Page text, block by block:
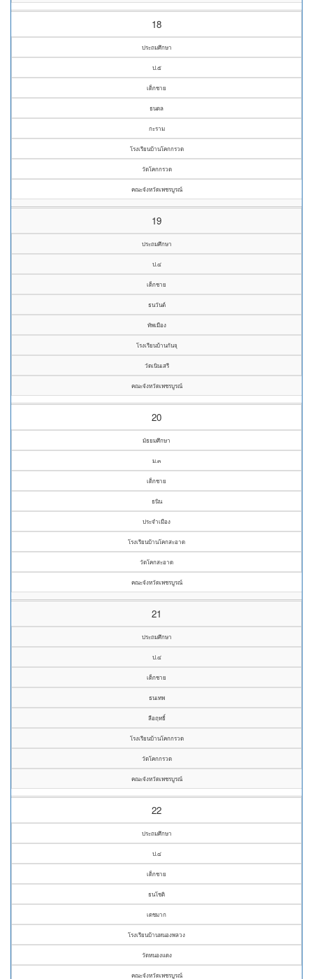
18
ประถมศึกษา
ป.๕
เด็กชาย
ธนดล
กะราม
โรงเรียนบ้านโคกกรวด
วัดโคกกรวด
คณะจังหวัดเพชรบูรณ์
19
ประถมศึกษา
ป.๔
เด็กชาย
ธนวันต์
ทัพเมือง
โรงเรียนบ้านกันจุ
วัดเนินเสรี
คณะจังหวัดเพชรบูรณ์
20
มัธยมศึกษา
ม.๓
เด็กชาย
ธนิน
ประจำเมือง
โรงเรียนบ้านโคกสะอาด
วัดโคกสะอาด
คณะจังหวัดเพชรบูรณ์
21
ประถมศึกษา
ป.๔
เด็กชาย
ธนเทพ
ลือฤทธิ์
โรงเรียนบ้านโคกกรวด
วัดโคกกรวด
คณะจังหวัดเพชรบูรณ์
22
ประถมศึกษา
ป.๔
เด็กชาย
ธนโชติ
เดชมาก
โรงเรียนบ้านหนองพลวง
วัดหนองแดง
คณะจังหวัดเพชรบูรณ์